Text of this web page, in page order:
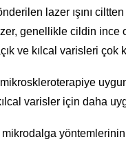
lazer ışını
genellikle cildin ince
ve kılcal varisleri
varisler için daha
mikrodalga